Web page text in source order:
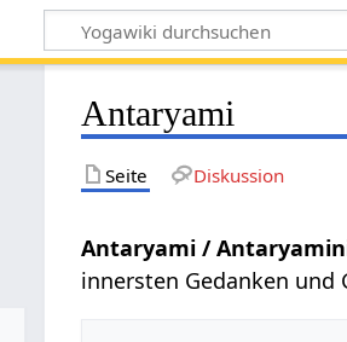
Antaryami
Seite Diskussion
Antaryami /
innersten Gedanken und